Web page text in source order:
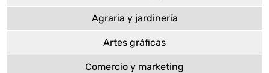
Agraria y jardinería
Artes gráficas
Comercio y marketing